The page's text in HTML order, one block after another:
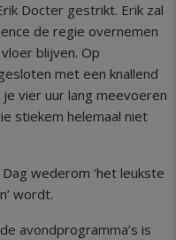
Docter gestrikt. Erik zal
de regie overnemen
blijven. Op
met een knallend
vier uur lang meevoeren
stiekem helemaal niet
wederom ‘het leukste
wordt.
avondprogramma’s is